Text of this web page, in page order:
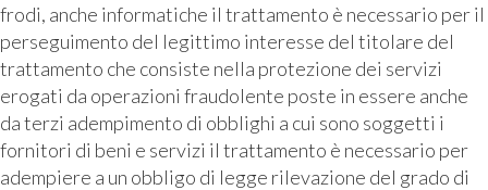
frodi, anche informatiche il trattamento è necessario per il
perseguimento del legittimo interesse del titolare del
trattamento che consiste nella protezione dei servizi
erogati da operazioni fraudolente poste in essere anche
da terzi adempimento di obblighi a cui sono soggetti i
fornitori di beni e servizi il trattamento è necessario per
adempiere a un obbligo di legge rilevazione del grado di